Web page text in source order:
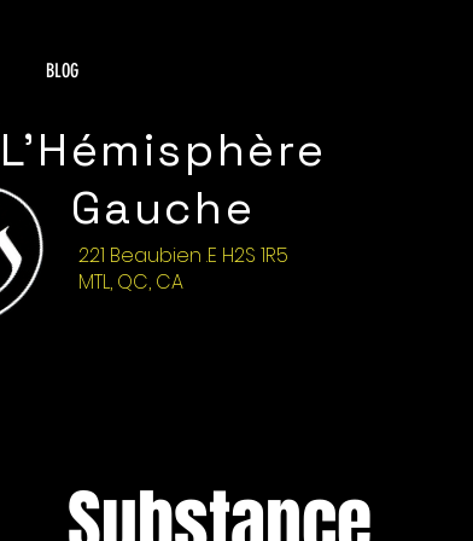
221 Beaubien .E H2S 1R5
MTL, QC, CA
L'Hémisphère
Gauche
BLOG